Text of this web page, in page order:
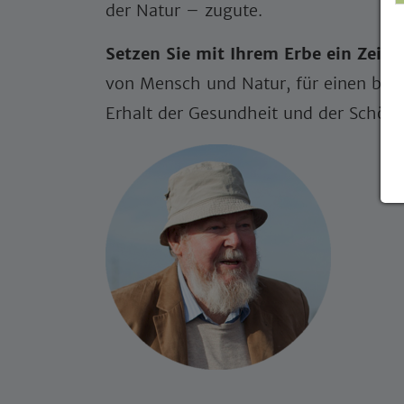
der Natur – zugute.
Setzen Sie mit Ihrem Erbe ein
von Mensch und Natur, für einen
Erhalt der Gesundheit und der